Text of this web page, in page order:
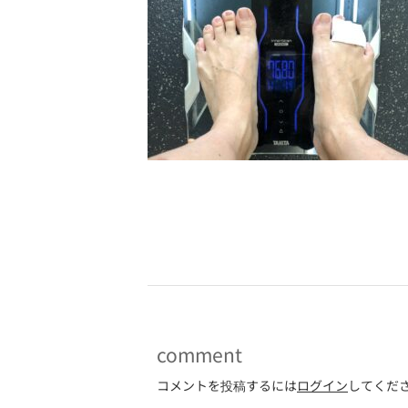
comment
コメントを投稿するにはログイン してくだ